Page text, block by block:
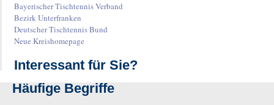
Bayerischer Tischtennis Verband
Bezirk Unterfranken
Deutscher Tischtennis Bund
Neue Kreishomepage
Interessant für Sie?
Häufige Begriffe